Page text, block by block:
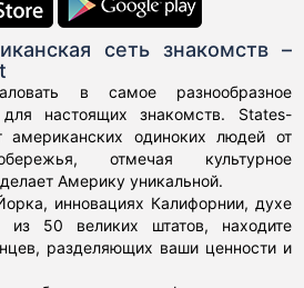
сеть знакомств –
в самое разнообразное
настоящих знакомств. States-
американских одиноких людей от
отмечая культурное
Америку уникальной.
инновациях Калифорнии, духе
50 великих штатов, находите
разделяющих ваши ценности и